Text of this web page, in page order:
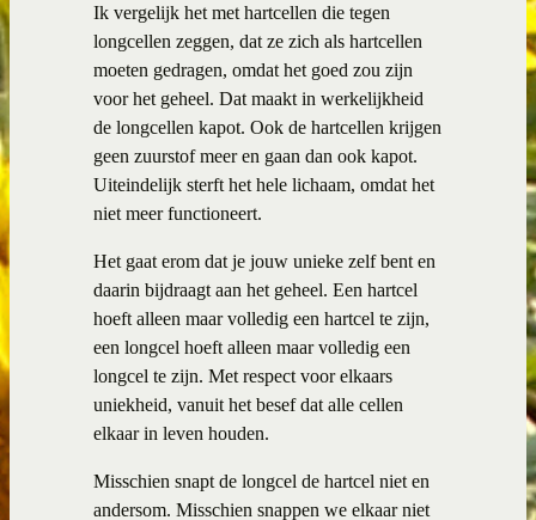
Ik vergelijk het met hartcellen die tegen
longcellen zeggen, dat ze zich als hartcellen
moeten gedragen, omdat het goed zou zijn
voor het geheel. Dat maakt in werkelijkheid
de longcellen kapot. Ook de hartcellen krijgen
geen zuurstof meer en gaan dan ook kapot.
Uiteindelijk sterft het hele lichaam, omdat het
niet meer functioneert.
Het gaat erom dat je jouw unieke zelf bent en
daarin bijdraagt aan het geheel. Een hartcel
hoeft alleen maar volledig een hartcel te zijn,
een longcel hoeft alleen maar volledig een
longcel te zijn. Met respect voor elkaars
uniekheid, vanuit het besef dat alle cellen
elkaar in leven houden.
Misschien snapt de longcel de hartcel niet en
andersom. Misschien snappen we elkaar niet